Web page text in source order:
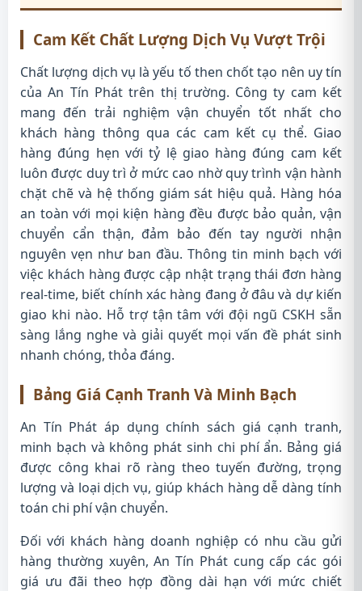
Cam Kết Chất Lượng Dịch Vụ Vượt Trội
Chất lượng dịch vụ là yếu tố then chốt tạo nên uy tín
của An Tín Phát trên thị trường. Công ty cam kết
mang đến trải nghiệm vận chuyển tốt nhất cho
khách hàng thông qua các cam kết cụ thể. Giao
hàng đúng hẹn với tỷ lệ giao hàng đúng cam kết
luôn được duy trì ở mức cao nhờ quy trình vận hành
chặt chẽ và hệ thống giám sát hiệu quả. Hàng hóa
an toàn với mọi kiện hàng đều được bảo quản, vận
chuyển cẩn thận, đảm bảo đến tay người nhận
nguyên vẹn như ban đầu. Thông tin minh bạch với
việc khách hàng được cập nhật trạng thái đơn hàng
real-time, biết chính xác hàng đang ở đâu và dự kiến
giao khi nào. Hỗ trợ tận tâm với đội ngũ CSKH sẵn
sàng lắng nghe và giải quyết mọi vấn đề phát sinh
nhanh chóng, thỏa đáng.
Bảng Giá Cạnh Tranh Và Minh Bạch
An Tín Phát áp dụng chính sách giá cạnh tranh,
minh bạch và không phát sinh chi phí ẩn. Bảng giá
được công khai rõ ràng theo tuyến đường, trọng
lượng và loại dịch vụ, giúp khách hàng dễ dàng tính
toán chi phí vận chuyển.
Đối với khách hàng doanh nghiệp có nhu cầu gửi
hàng thường xuyên, An Tín Phát cung cấp các gói
giá ưu đãi theo hợp đồng dài hạn với mức chiết